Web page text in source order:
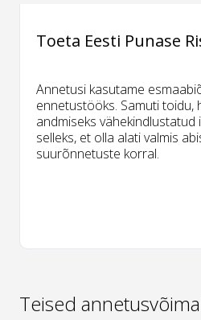
Toeta Eesti Punase
Annetusi kasutame
ennetustööks. Samuti toidu,
andmiseks vähekindlustatud
selleks, et olla alati valmis
suurõnnetuste korral.
Teised